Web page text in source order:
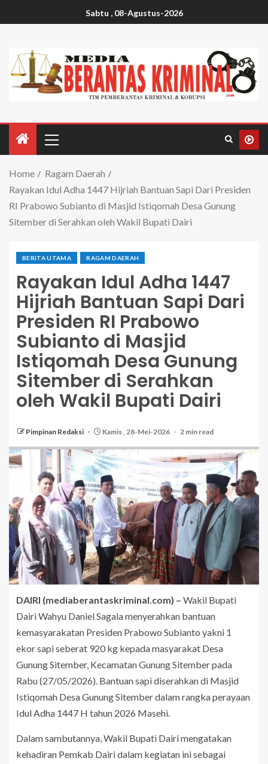
Sabtu , 08-Agustus-2026
Home
Ragam Daerah
Rayakan Idul Adha 1447 Hijriah Bantuan Sapi Dari Presiden
RI Prabowo Subianto di Masjid Istiqomah Desa Gunung
Sitember di Serahkan oleh Wakil Bupati Dairi
BERITA UTAMA RAGAM DAERAH
Rayakan Idul Adha 1447
Hijriah Bantuan Sapi Dari
Presiden RI Prabowo
Subianto di Masjid
Istiqomah Desa Gunung
Sitember di Serahkan
oleh Wakil Bupati Dairi
Pimpinan Redaksi Kamis , 28-Mei-2026 2 min read
DAIRI (mediaberantaskriminal.com) – Wakil Bupati
Dairi Wahyu Daniel Sagala menyerahkan bantuan
kemasyarakatan Presiden Prabowo Subianto yakni 1
ekor sapi seberat 920 kg kepada masyarakat Desa
Gunung Sitember, Kecamatan Gunung Sitember pada
Rabu (27/05/2026). Bantuan sapi diserahkan di Masjid
Istiqomah Desa Gunung Sitember dalam rangka perayaan
Idul Adha 1447 H tahun 2026 Masehi.
Dalam sambutannya, Wakil Bupati Dairi mengatakan
kehadiran Pemkab Dairi dalam kegiatan ini sebagai